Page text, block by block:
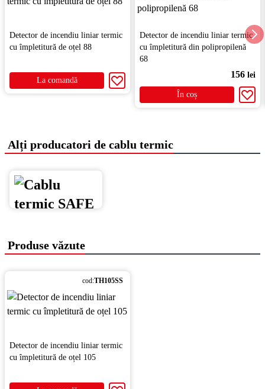
Detector de incendiu liniar termic
cu împletitură de oțel 88
La comandă
Detector de incendiu liniar termic
cu împletitură din polipropilenă
68
156 lei
În coș
Alți producatori de cablu termic
Produse văzute
cod:ТH105SS
Detector de incendiu liniar termic
cu împletitură de oțel 105